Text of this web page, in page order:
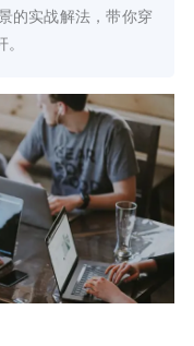
的实战解法，带你穿